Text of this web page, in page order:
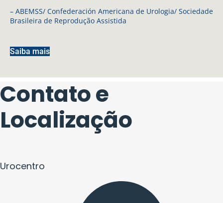
– ABEMSS/ Confederación Americana de Urologia/ Sociedade
Brasileira de Reprodução Assistida
Saiba mais
Contato e
Localização
Urocentro